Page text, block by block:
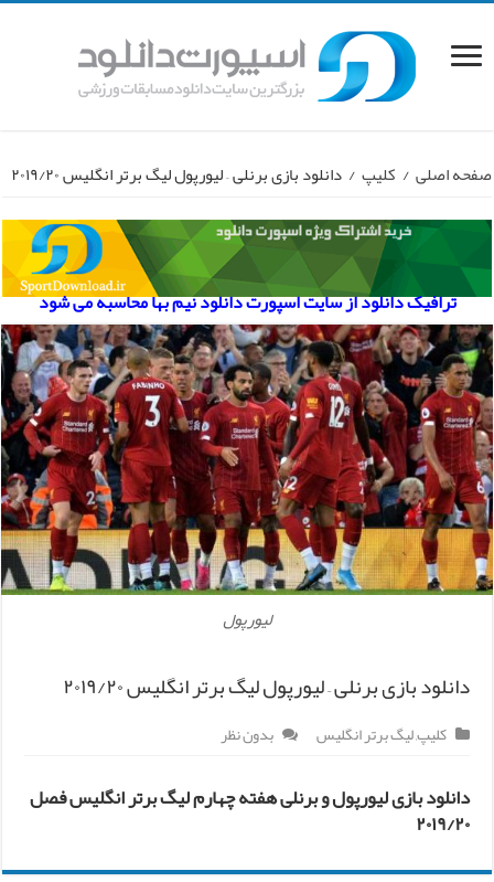
صفحه اصلی / کلیپ / دانلود بازی برنلی – لیورپول لیگ برتر انگلیس ۲۰۱۹/۲۰
ترافیک دانلود از سایت اسپورت دانلود نیم بها محاسبه می شود
لیورپول
دانلود بازی برنلی – لیورپول لیگ برتر انگلیس ۲۰۱۹/۲۰
کلیپ,لیگ برتر انگلیس بدون نظر
دانلود بازی لیورپول و برنلی هفته چهارم لیگ برتر انگلیس فصل
۲۰۱۹/۲۰